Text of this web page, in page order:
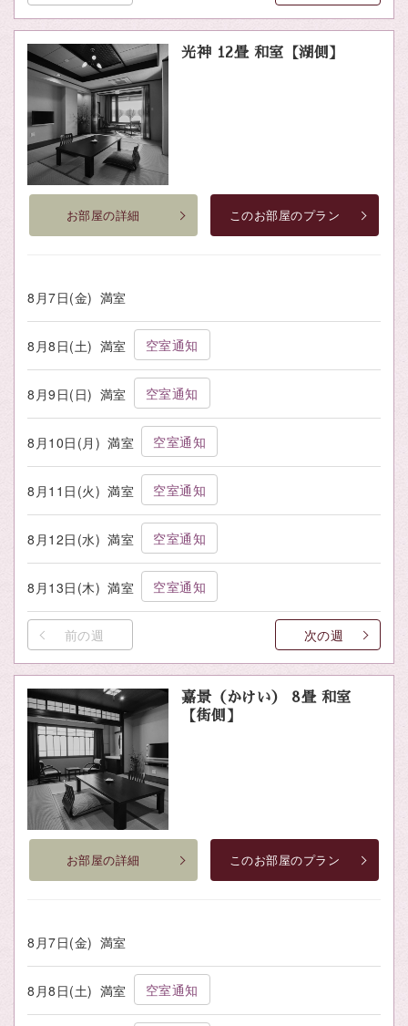
光神 12畳 和室【湖側】
お部屋の詳細 このお部屋のプラン
8月7日(金) 満室
8月8日(土) 満室 空室通知
8月9日(日) 満室 空室通知
8月10日(月) 満室 空室通知
8月11日(火) 満室 空室通知
8月12日(水) 満室 空室通知
8月13日(木) 満室 空室通知
前の週 次の週
嘉景（かけい） 8畳 和室
【街側】
お部屋の詳細 このお部屋のプラン
8月7日(金) 満室
8月8日(土) 満室 空室通知